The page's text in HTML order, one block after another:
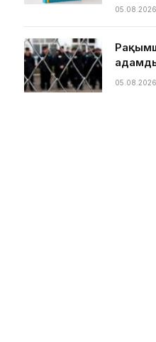
05.08.2026
05.08.2026